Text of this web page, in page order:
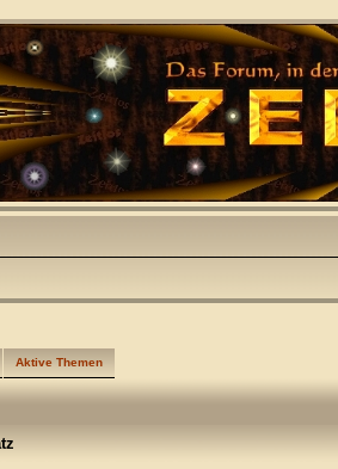
Aktive Themen